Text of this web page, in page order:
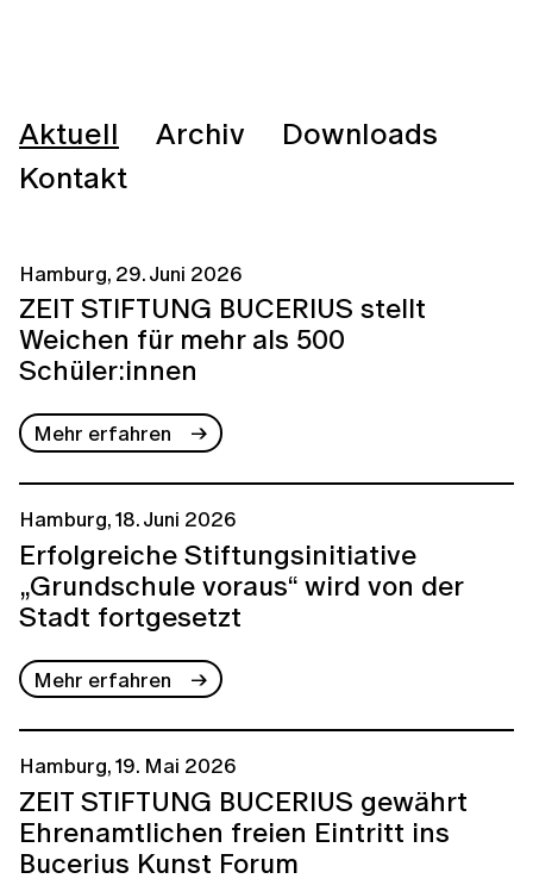
Aktuell Archiv
Downloads
Kontakt
Hamburg, 29. Juni 2026
ZEIT STIFTUNG BUCERIUS stellt
Weichen für mehr als 500
Schüler:innen
Mehr erfahren
Hamburg, 18. Juni 2026
Erfolgreiche Stiftungsinitiative
„Grundschule voraus“ wird von der
Stadt fortgesetzt
Mehr erfahren
Hamburg, 19. Mai 2026
ZEIT STIFTUNG BUCERIUS gewährt
Ehrenamtlichen freien Eintritt ins
Bucerius Kunst Forum